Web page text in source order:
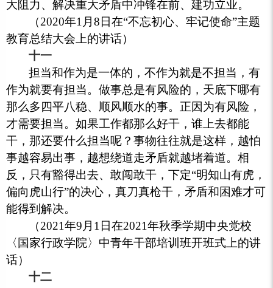
大阻力、解决重大矛盾中冲锋在前、建功立业。
（2020年1月8日在“不忘初心、牢记使命”主题
教育总结大会上的讲话）
十一
担当和作为是一体的，不作为就是不担当，有
作为就要有担当。做事总是有风险的，天底下哪有
那么多四平八稳、顺风顺水的事。正因为有风险，
才需要担当。如果工作都那么好干，谁上去都能
干，那还要什么担当呢？事物往往就是这样，越怕
事越容易出事，越想绕道走矛盾就越堵着道。相
反，只有豁得出去、敢闯敢干，下定“明知山有虎，
偏向虎山行”的决心，真刀真枪干，矛盾和困难才可
能得到解决。
（2021年9月1日在2021年秋季学期中央党校
〈国家行政学院〉中青年干部培训班开班式上的讲
话）
十二